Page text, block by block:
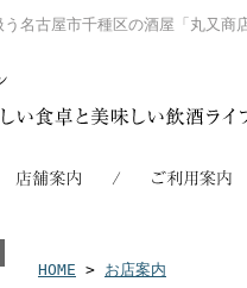
名古屋市千種区の酒屋「丸又商
HOME > お店案内